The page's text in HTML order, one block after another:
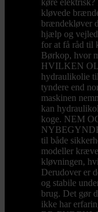
køre
kløvede
brændekløver
hjælp og
for at få råd til
Børkop, hvor
HVILKEN
hydraulikolie
tyndere end
maskinen
kan
koge. NEM
til både
modeller
kløvningen,
Derudover er
og stabile
brug. Det gør
ikke har